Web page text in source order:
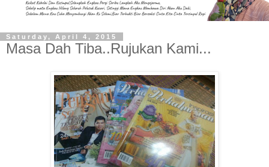
Saturday, April 4, 2015
Masa Dah Tiba..Rujukan Kami...